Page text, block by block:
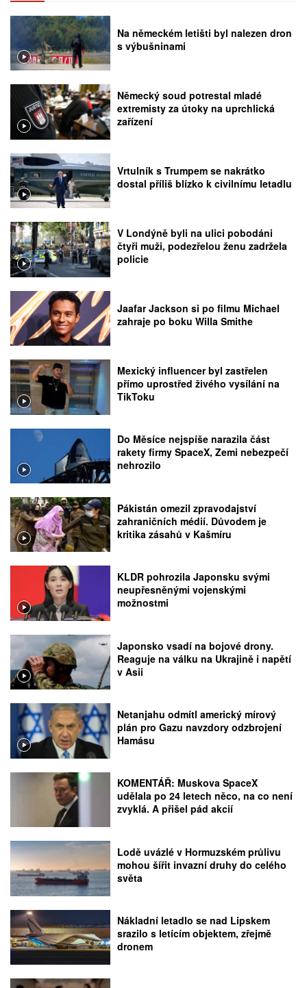
Na německém letišti byl nalezen dron
s výbušninami
Německý soud potrestal mladé
extremisty za útoky na uprchlická
zařízení
Vrtulník s Trumpem se nakrátko
dostal příliš blízko k civilnímu letadlu
V Londýně byli na ulici pobodáni
čtyři muži, podezřelou ženu zadržela
policie
Jaafar Jackson si po filmu Michael
zahraje po boku Willa Smithe
Mexický influencer byl zastřelen
přímo uprostřed živého vysílání na
TikToku
Do Měsíce nejspíše narazila část
rakety firmy SpaceX, Zemi nebezpečí
nehrozilo
Pákistán omezil zpravodajství
zahraničních médií. Důvodem je
kritika zásahů v Kašmíru
KLDR pohrozila Japonsku svými
neupřesněnými vojenskými
možnostmi
Japonsko vsadí na bojové drony.
Reaguje na válku na Ukrajině i napětí
v Asii
Netanjahu odmítl americký mírový
plán pro Gazu navzdory odzbrojení
Hamásu
KOMENTÁŘ: Muskova SpaceX
udělala po 24 letech něco, na co není
zvyklá. A přišel pád akcií
Lodě uvázlé v Hormuzském průlivu
mohou šířit invazní druhy do celého
světa
Nákladní letadlo se nad Lipskem
srazilo s letícím objektem, zřejmě
dronem